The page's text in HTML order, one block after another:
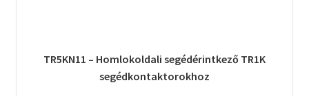
TR5KN11 – Homlokoldali segédérintkező TR1K
segédkontaktorokhoz